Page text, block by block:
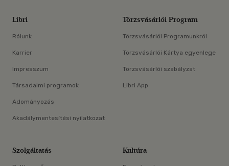
Libri
Rólunk
Karrier
Impresszum
Társadalmi programok
Adományozás
Akadálymentesítési nyilatkozat
Törzsvásárlói Program
Törzsvásárlói Programunkról
Törzsvásárlói Kártya egyenlege
Törzsvásárlói szabályzat
Libri App
Szolgáltatás Kultúra